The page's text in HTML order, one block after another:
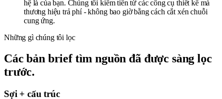
hệ là của bạn. Chúng tôi kiếm tiền từ các công cụ thiết kế mà
thương hiệu trả phí - không bao giờ bằng cách cắt xén chuỗi
cung ứng.
Những gì chúng tôi lọc
Các bản brief tìm nguồn đã được sàng lọc
trước.
Sợi + cấu trúc